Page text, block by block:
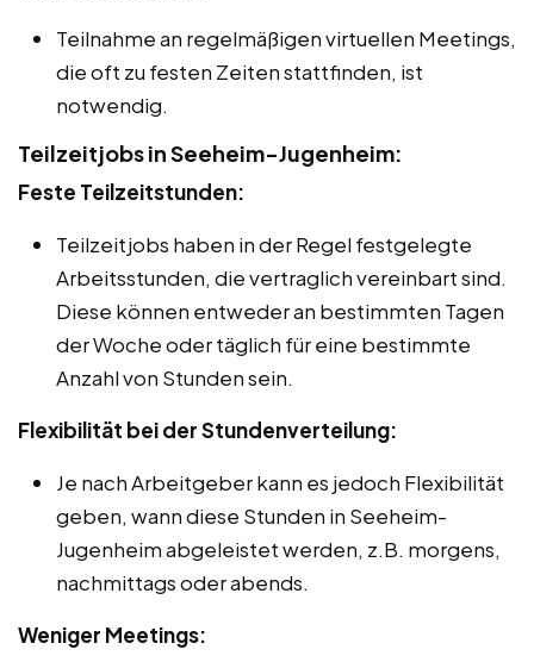
Teilnahme an regelmäßigen virtuellen Meetings,
die oft zu festen Zeiten stattfinden, ist
notwendig.
Teilzeitjobs in Seeheim-Jugenheim:
Feste Teilzeitstunden:
Teilzeitjobs haben in der Regel festgelegte
Arbeitsstunden, die vertraglich vereinbart sind.
Diese können entweder an bestimmten Tagen
der Woche oder täglich für eine bestimmte
Anzahl von Stunden sein.
Flexibilität bei der Stundenverteilung:
Je nach Arbeitgeber kann es jedoch Flexibilität
geben, wann diese Stunden in Seeheim-
Jugenheim abgeleistet werden, z.B. morgens,
nachmittags oder abends.
Weniger Meetings: